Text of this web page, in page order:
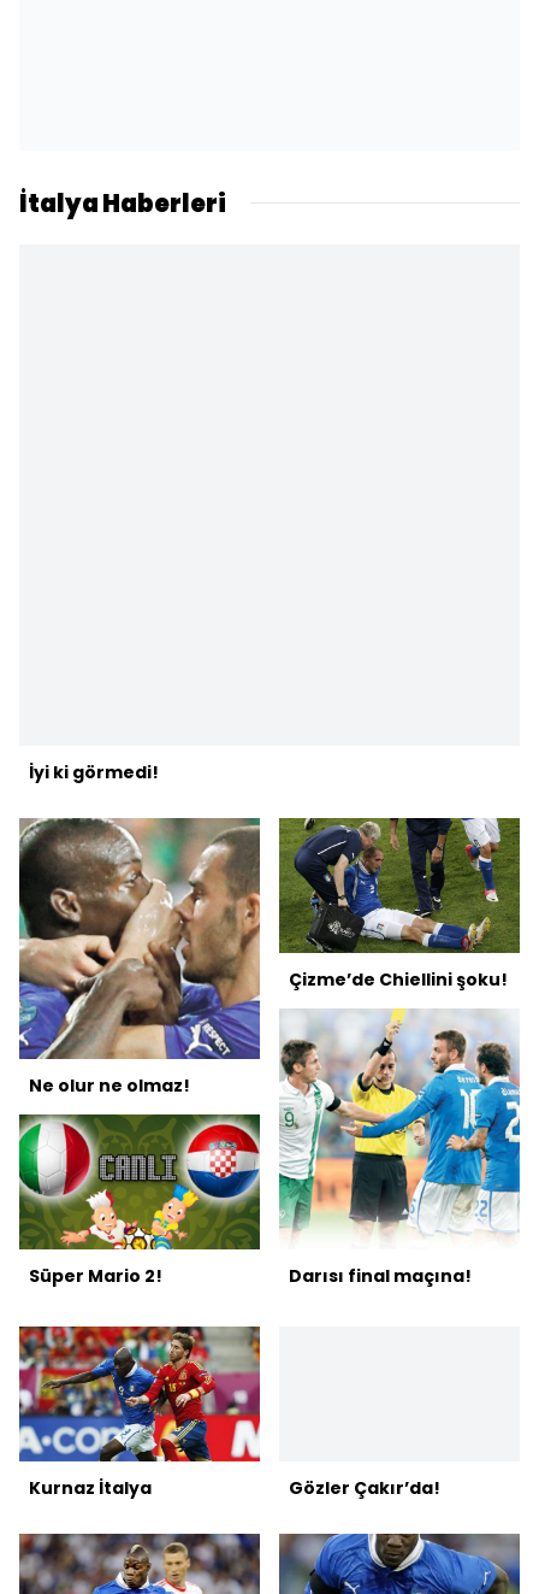
İtalya Haberleri
İyi ki görmedi!
Ne olur ne olmaz!
Süper Mario 2!
Çizme’de Chiellini şoku!
Darısı final maçına!
Kurnaz İtalya Gözler Çakır’da!